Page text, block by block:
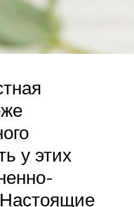
у этих
Настоящие